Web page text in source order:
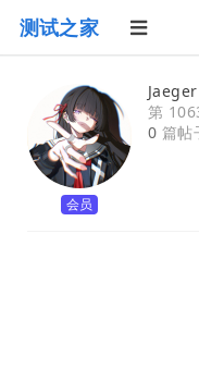
测试之家
会员
第
0 篇帖